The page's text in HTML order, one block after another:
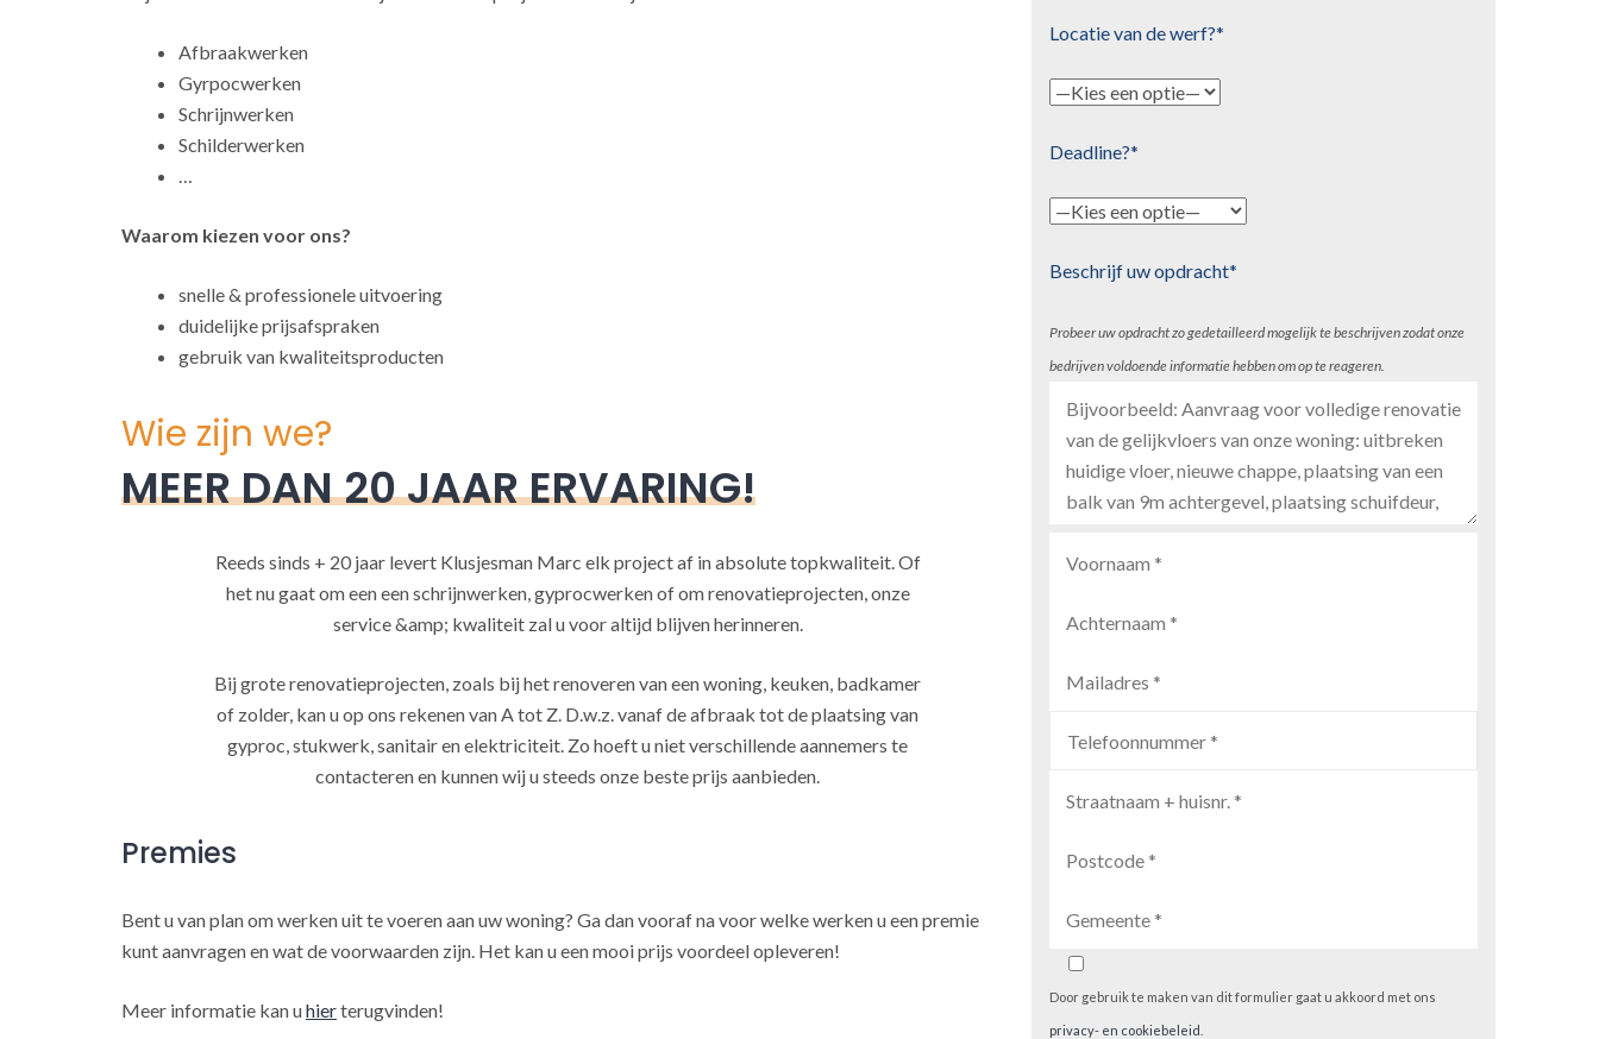
Afbraakwerken
Gyrpocwerken
Schrijnwerken
Schilderwerken
Waarom kiezen voor ons?
snelle & professionele uitvoering
duidelijke prijsafspraken
gebruik van kwaliteitsproducten
Wie zijn we?
MEER DAN 20 JAAR ERVARING!
Reeds sinds + 20 jaar levert Klusjesman Marc elk project af in absolute topkwaliteit. Of
het nu gaat om een een schrijnwerken, gyprocwerken of om renovatieprojecten, onze
service &amp; kwaliteit zal u voor altijd blijven herinneren.
Bij grote renovatieprojecten, zoals bij het renoveren van een woning, keuken, badkamer
of zolder, kan u op ons rekenen van A tot Z. D.w.z. vanaf de afbraak tot de plaatsing van
gyproc, stukwerk, sanitair en elektriciteit. Zo hoeft u niet verschillende aannemers te
contacteren en kunnen wij u steeds onze beste prijs aanbieden.
Premies
Bent u van plan om werken uit te voeren aan uw woning? Ga dan vooraf na voor welke werken u een premie
kunt aanvragen en wat de voorwaarden zijn. Het kan u een mooi prijs voordeel opleveren!
Meer informatie kan uhierterugvinden!
Locatie van de werf?*
Deadline?*
Beschrijf uw opdracht*
Probeer uw opdracht zo gedetailleerd mogelijk te beschrijven zodat onze
bedrijven voldoende informatie hebben om op te reageren.
Door gebruik te maken van dit formulier gaat u akkoord met ons
privacy- en cookiebeleid